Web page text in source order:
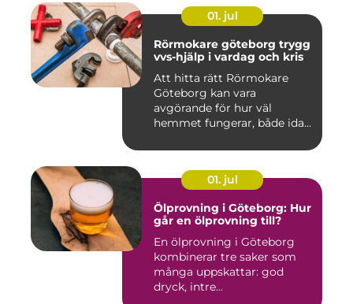
01. jul
Rörmokare göteborg trygg
vvs-hjälp i vardag och kris
Att hitta rätt Rörmokare
Göteborg kan vara
avgörande för hur väl
hemmet fungerar, både idag
01. jul
Ölprovning i Göteborg: Hur
går en ölprovning till?
En ölprovning i Göteborg
kombinerar tre saker som
många uppskattar: god
dryck, intre...